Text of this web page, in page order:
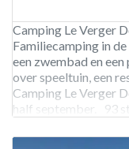
Camping Le Verger
Familiecamping in
een zwembad en
over speeltuin, een
Camping Le Verger
half september. 93
chalets voor